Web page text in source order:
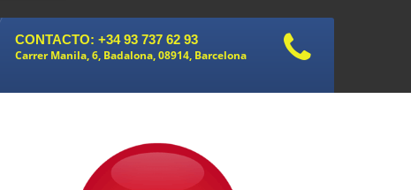
CONTACTO: +34 93 737 62 93
Carrer Manila, 6, Badalona, 08914, Barcelona